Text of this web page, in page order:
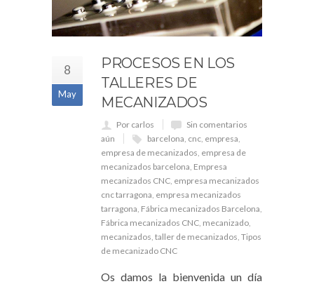
8
May
PROCESOS EN LOS
TALLERES DE
MECANIZADOS
Por carlos
Sin comentarios
aún
barcelona cnc empresa
empresa de mecanizados empresa de
mecanizados barcelona Empresa
mecanizados CNC empresa mecanizados
cnc tarragona empresa mecanizados
tarragona Fábrica mecanizados Barcelona
Fábrica mecanizados CNC mecanizado
mecanizados taller de mecanizados Tipos
de mecanizado CNC
Os damos la bienvenida un día